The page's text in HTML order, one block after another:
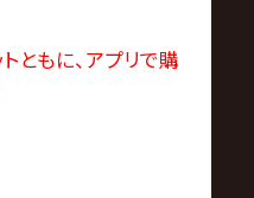
ともに、アプリで購